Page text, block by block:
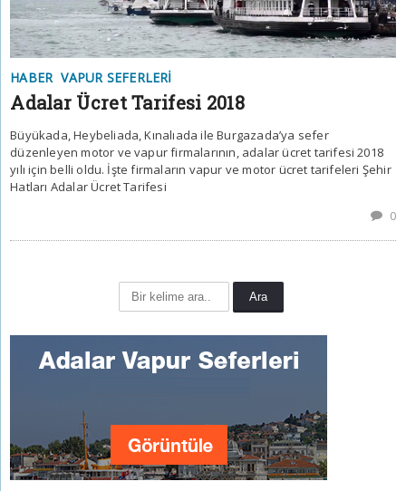
HABER VAPUR SEFERLERI
Adalar Ücret Tarifesi 2018
Büyükada, Heybeliada, Kınalıada ile Burgazada’ya sefer
düzenleyen motor ve vapur firmalarının, adalar ücret tarifesi 2018
yılı için belli oldu. İşte firmaların vapur ve motor ücret tarifeleri Şehir
Hatları Adalar Ücret Tarifesi
0